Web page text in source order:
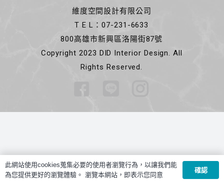
維度空間設計有限公司
T E L：07-231-6633
800高雄市新興區洛陽街87號
Copyright 2023 DID Interior Design. All
Rights Reserved.
此網站使用cookies蒐集必要的使用者瀏覽行為，以讓我們能
為您提供更好的瀏覽體驗。 瀏覽本網站，即表示您同意
確認